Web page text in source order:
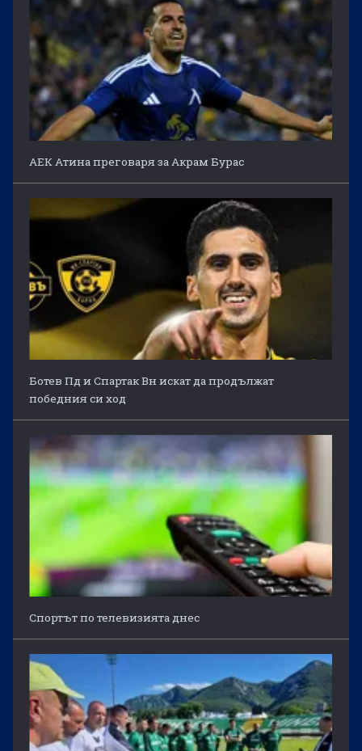
АЕК Атина преговаря за Акрам Бурас
Ботев Пд и Спартак Вн искат да продължат
победния си ход
Спортът по телевизията днес